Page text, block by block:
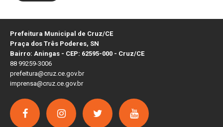
Prefeitura Municipal de Cruz/CE
Praça dos Três Poderes, SN
Bairro: Aningas - CEP: 62595-000 - Cruz/CE
88 99259-3006
prefeitura@cruz.ce.gov.br
imprensa@cruz.ce.gov.br